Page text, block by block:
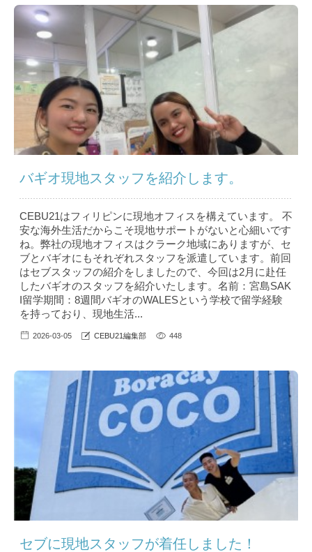
バギオ現地スタッフを紹介します。
CEBU21はフィリピンに現地オフィスを構えています。 不
安な海外生活だからこそ現地サポートがないと心細いです
ね。弊社の現地オフィスはクラーク地域にありますが、セ
ブとバギオにもそれぞれスタッフを派遣しています。前回
はセブスタッフの紹介をしましたので、今回は2月に赴任
したバギオのスタッフを紹介いたします。名前：宮島SAK
I留学期間：8週間バギオのWALESという学校で留学経験
を持っており、現地生活...
2026-03-05 CEBU21編集部 448
セブに現地スタッフが着任しました！